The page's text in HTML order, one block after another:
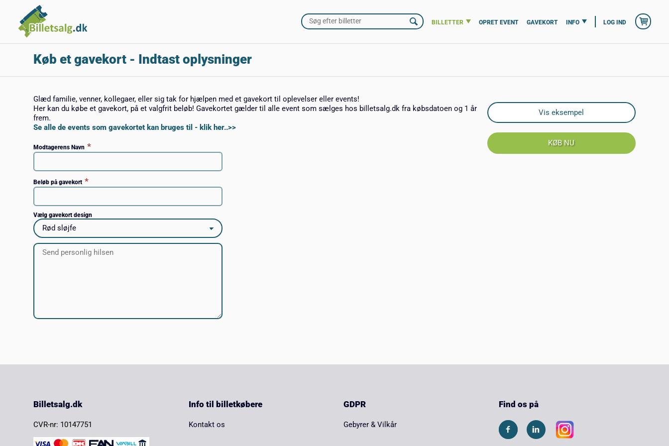
BILLETTER OPRET EVENT GAVEKORT INFO LOG IND
Køb et gavekort - Indtast oplysninger
Glæd familie, venner, kollegaer, eller sig tak for hjælpen med et gavekort til oplevelser eller events!
Her kan du købe et gavekort, på et valgfrit beløb! Gavekortet gælder til alle event som sælges hos billetsalg.dk fra købsdatoen og 1 år
frem.
Se alle de events som gavekortet kan bruges til - klik her..>>
Modtagerens Navn *
Beløb på gavekort *
Vælg gavekort design
Billetsalg.dk
CVR-nr: 10147751
Info til billetkøbere
Kontakt os
GDPR
Gebyrer & Vilkår
Find os på